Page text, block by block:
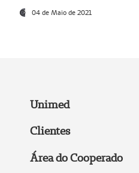
04 de Maio de 2021
Unimed
Clientes
Área do Cooperado